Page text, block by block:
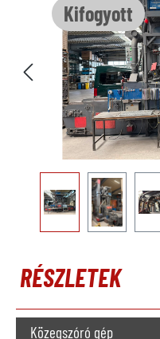
Kifogyott
RÉSZLETEK
Közegszóró gép